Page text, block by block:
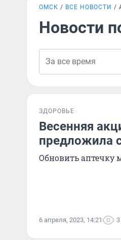
ОМСК ВСЕ НОВОСТИ
Новости
ЗДОРОВЬЕ
Весенняя
предложила
Обновить аптечку
6 апреля, 2023, 14:21